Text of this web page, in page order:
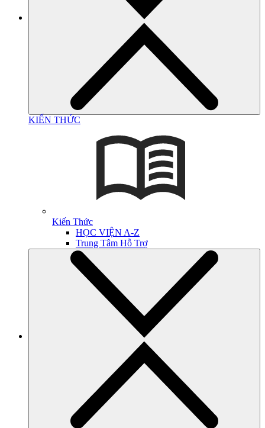
KIẾN THỨC
Kiến Thức
HỌC VIỆN A-Z
Trung Tâm Hỗ Trợ